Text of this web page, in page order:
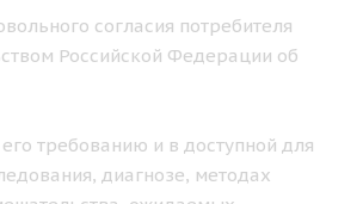
согласия потребителя
Российской Федерации об
требованию и в доступной для
диагнозе, методах